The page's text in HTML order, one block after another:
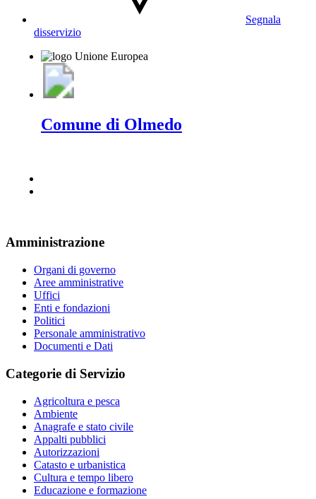
Segnala
disservizio
Comune di Olmedo
Amministrazione
Organi di governo
Aree amministrative
Uffici
Enti e fondazioni
Politici
Personale amministrativo
Documenti e Dati
Categorie di Servizio
Agricoltura e pesca
Ambiente
Anagrafe e stato civile
Appalti pubblici
Autorizzazioni
Catasto e urbanistica
Cultura e tempo libero
Educazione e formazione